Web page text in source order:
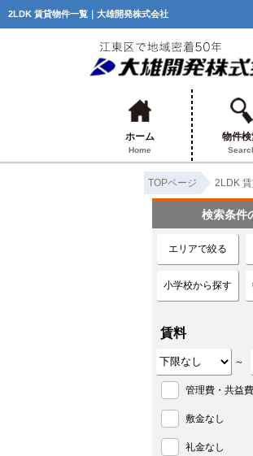
2LDK 賃貸物件一覧｜大雄開発株式会社
ホーム
Home
物件
TOPページ 2LDK
検索条件
エリアで絞る
小学校から探す
賃料
～
管理費・共益
敷金なし
礼金なし